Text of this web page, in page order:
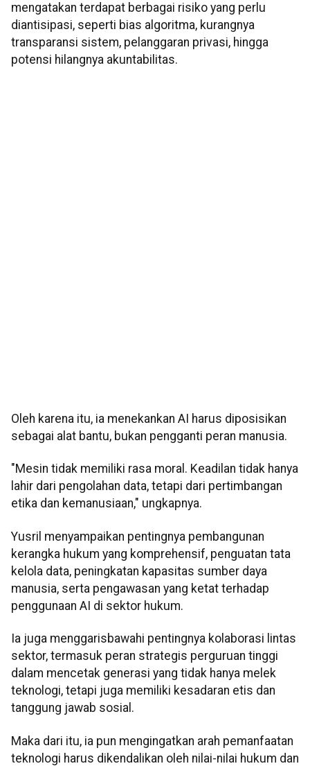
mengatakan terdapat berbagai risiko yang perlu
diantisipasi, seperti bias algoritma, kurangnya
transparansi sistem, pelanggaran privasi, hingga
potensi hilangnya akuntabilitas.
Oleh karena itu, ia menekankan AI harus diposisikan
sebagai alat bantu, bukan pengganti peran manusia.
"Mesin tidak memiliki rasa moral. Keadilan tidak hanya
lahir dari pengolahan data, tetapi dari pertimbangan
etika dan kemanusiaan," ungkapnya.
Yusril menyampaikan pentingnya pembangunan
kerangka hukum yang komprehensif, penguatan tata
kelola data, peningkatan kapasitas sumber daya
manusia, serta pengawasan yang ketat terhadap
penggunaan AI di sektor hukum.
Ia juga menggarisbawahi pentingnya kolaborasi lintas
sektor, termasuk peran strategis perguruan tinggi
dalam mencetak generasi yang tidak hanya melek
teknologi, tetapi juga memiliki kesadaran etis dan
tanggung jawab sosial.
Maka dari itu, ia pun mengingatkan arah pemanfaatan
teknologi harus dikendalikan oleh nilai-nilai hukum dan